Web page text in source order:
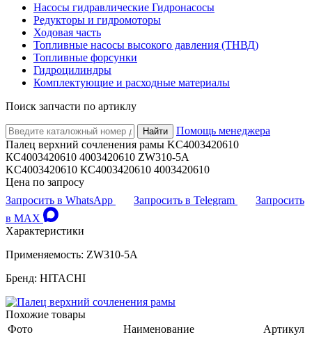
Насосы гидравлические Гидронасосы
Редукторы и гидромоторы
Ходовая часть
Топливные насосы высокого давления (ТНВД)
Топливные форсунки
Гидроцилиндры
Комплектующие и расходные материалы
Поиск запчасти по артиклу
Найти
Помощь менеджера
Палец верхний сочленения рамы KC4003420610
КС4003420610 4003420610 ZW310-5A
KC4003420610 КС4003420610 4003420610
Цена по запросу
Запросить в WhatsApp
Запросить в Telegram
Запросить
в MAX
Характеристики
Применяемость: ZW310-5A
Бренд: HITACHI
Похожие товары
Фото
Наименование
Артикул